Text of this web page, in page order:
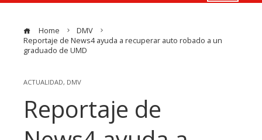
Home
DMV
Reportaje de News4 ayuda a recuperar auto robado a un
graduado de UMD
ACTUALIDAD, DMV
Reportaje de